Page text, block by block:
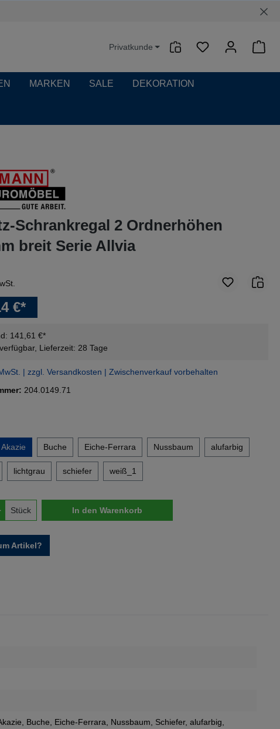
Privatkunde
MARKEN SALE DEKORATION
Schrankregal 2 Ordnerhöhen
breit Serie Allvia
€*
141,61 €*
Lieferzeit: 28 Tage
| zzgl. Versandkosten | Zwischenverkauf vorbehalten
204.0149.71
Akazie Buche Eiche-Ferrara Nussbaum alufarbig
lichtgrau schiefer weiß_1
Anzahl: Gib den gewünschten Wert ein
Stück In den Warenkorb
Artikel?
, Buche, Eiche-Ferrara, Nussbaum, Schiefer, alufarbig,